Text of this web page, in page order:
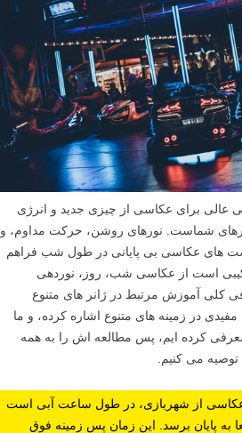
عالی برای عکاسی از چیزی جدید و انرژی
شماست. نورهای روشن، حرکت مداوم، و
های عکاسی بی پایانی در طول شب فراهم
است از عکاسی شب، روز، نوردهی
کلی آموزش مرتبط در ژانر های متنوع
در زمینه های متنوع اشاره کرده، و ما
کرده ایم، پس مطالعه اش را به همه
می کنیم.
عکاسی از شهربازی، در طول ساعت آبی است
به پایان برسد. این زمان پس زمینه فوق